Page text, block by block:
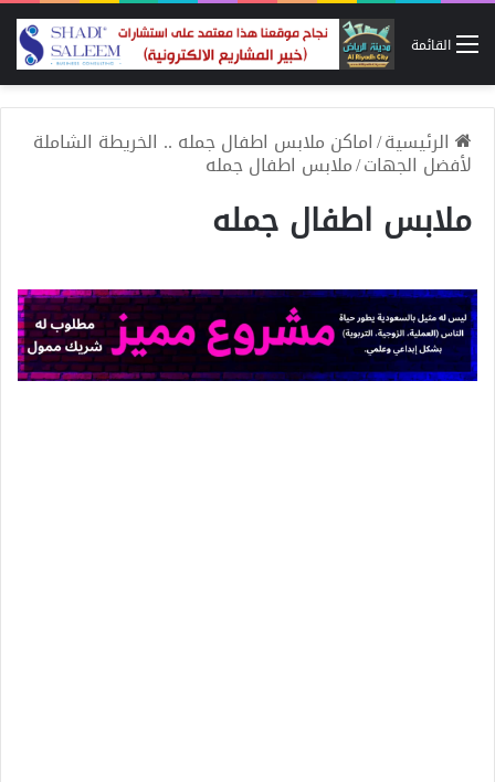
القائمة
الرئيسية/اماكن ملابس اطفال جمله .. الخريطة الشاملة
لأفضل الجهات/ملابس اطفال جمله
ملابس اطفال جمله